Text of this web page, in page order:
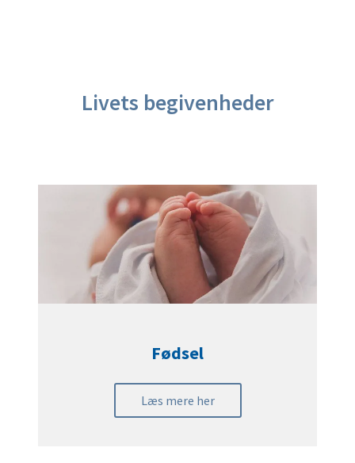
Livets begivenheder
Fødsel
Læs mere her